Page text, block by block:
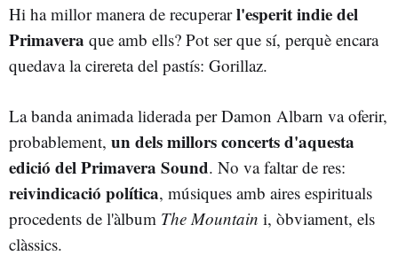
Hi ha millor manera de recuperarl'esperit indie del
Primavera que amb ells? Pot ser que sí, perquè encara
quedava la cirereta del pastís: Gorillaz.
La banda animada liderada per Damon Albarn va oferir,
probablement, un dels millors concerts d'aquesta
edició del Primavera Sound. No va faltar de res:
reivindicació política, músiques amb aires espirituals
procedents de l'àlbum The Mountain i, òbviament, els
clàssics.